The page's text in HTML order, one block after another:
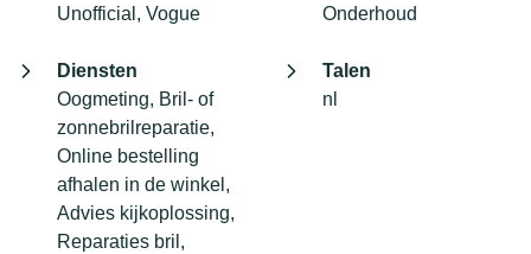
Unofficial, Vogue
Onderhoud
Diensten
Oogmeting, Bril- of
zonnebrilreparatie,
Online bestelling
afhalen in de winkel,
Advies kijkoplossing,
Reparaties bril,
Talen
nl